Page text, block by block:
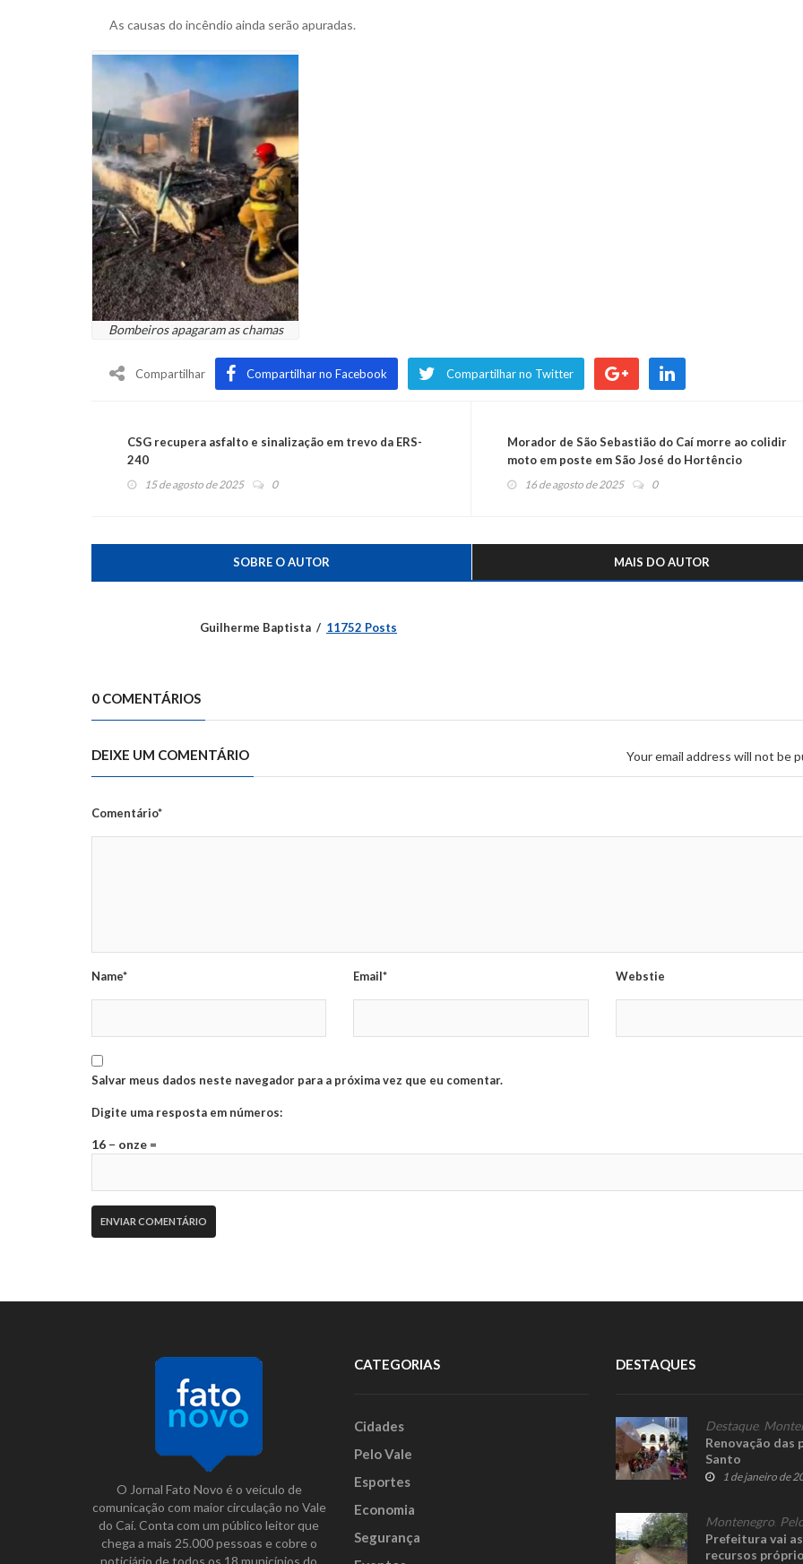
As causas do incêndio ainda serão apuradas.
Bombeiros apagaram as chamas
Compartilhar Compartilhar no Facebook Compartilhar no Twitter
CSG recupera asfalto e sinalização em trevo da ERS-
240
15 de agosto de 2025 0
Morador de São Sebastião do Caí morre ao colidir
moto em poste em São José do Hortêncio
16 de agosto de 2025 0
SOBRE O AUTOR MAIS DO AUTOR
Guilherme Baptista 11752 Posts
0 COMENTÁRIOS
DEIXE UM COMENTÁRIO Your email address will not be
Comentário*
Name* Email* Webstie
Salvar meus dados neste navegador para a próxima vez que eu comentar.
Digite uma resposta em números:
16 − onze =
O Jornal Fato Novo é o veículo de
comunicação com maior circulação no Vale
do Caí. Conta com um público leitor que
chega a mais 25.000 pessoas e cobre o
CATEGORIAS
Cidades
Pelo Vale
Esportes
Economia
Segurança
DESTAQUES
Destaque,
Renovação das
Santo
1 de janeiro de
Montenegro
Prefeitura vai
recursos